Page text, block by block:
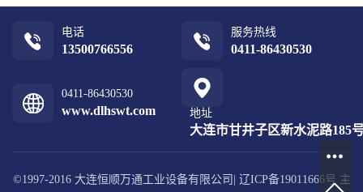
电话
13500766556
服务热线
0411-86430530
0411-86430530
www.dlhswt.com 地址
大连市甘井子区新水泥路185
©1997-2016 大连恒顺万通工业设备有限公司| 辽ICP备19011666号 主